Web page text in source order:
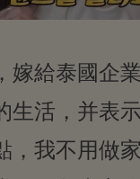
嫁給泰國企
生活，并表
，我不用做